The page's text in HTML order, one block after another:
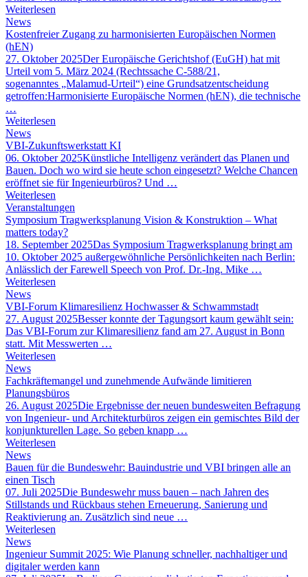
Weiterlesen
News
Kostenfreier Zugang zu harmonisierten Europäischen Normen
(hEN)
27. Oktober 2025Der Europäische Gerichtshof (EuGH) hat mit
Urteil vom 5. März 2024 (Rechtssache C-588/21,
sogenanntes „Malamud-Urteil“) eine Grundsatzentscheidung
getroffen:Harmonisierte Europäische Normen (hEN), die technische
…
Weiterlesen
News
VBI-Zukunftswerkstatt KI
06. Oktober 2025Künstliche Intelligenz verändert das Planen und
Bauen. Doch wo wird sie heute schon eingesetzt? Welche Chancen
eröffnet sie für Ingenieurbüros? Und …
Weiterlesen
Veranstaltungen
Symposium Tragwerksplanung Vision & Konstruktion – What
matters today?
18. September 2025Das Symposium Tragwerksplanung bringt am
10. Oktober 2025 außergewöhnliche Persönlichkeiten nach Berlin:
Anlässlich der Farewell Speech von Prof. Dr.-Ing. Mike …
Weiterlesen
News
VBI-Forum Klimaresilienz Hochwasser & Schwammstadt
27. August 2025Besser konnte der Tagungsort kaum gewählt sein:
Das VBI-Forum zur Klimaresilienz fand am 27. August in Bonn
statt. Mit Messwerten …
Weiterlesen
News
Fachkräftemangel und zunehmende Aufwände limitieren
Planungsbüros
26. August 2025Die Ergebnisse der neuen bundesweiten Befragung
von Ingenieur- und Architekturbüros zeigen ein gemischtes Bild der
konjunkturellen Lage. So geben knapp …
Weiterlesen
News
Bauen für die Bundeswehr: Bauindustrie und VBI bringen alle an
einen Tisch
07. Juli 2025Die Bundeswehr muss bauen – nach Jahren des
Stillstands und Rückbaus stehen Erneuerung, Sanierung und
Reaktivierung an. Zusätzlich sind neue …
Weiterlesen
News
Ingenieur Summit 2025: Wie Planung schneller, nachhaltiger und
digitaler werden kann